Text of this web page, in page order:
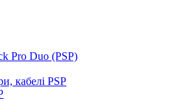
Pro Duo (PSP)
кабелі PSP